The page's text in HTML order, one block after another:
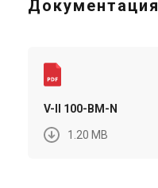
Акция
Документация
V-II 100-BM-N
1.20 MB